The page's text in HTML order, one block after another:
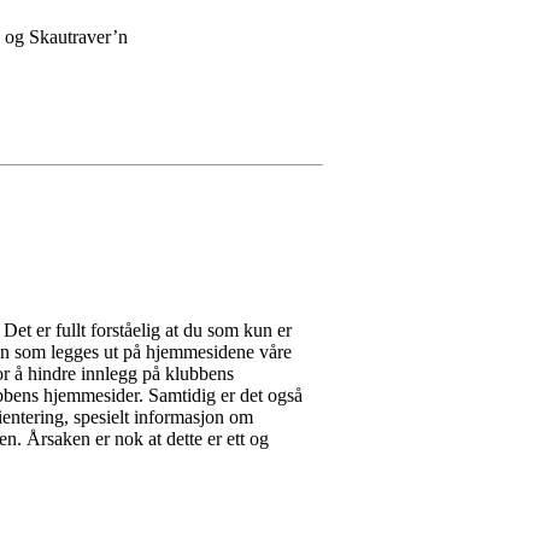
Skautraver’n
er fullt forståelig at du som kun er
legges ut på hjemmesidene våre
å hindre innlegg på klubbens
hjemmesider. Samtidig er det også
spesielt informasjon om
Årsaken er nok at dette er ett og